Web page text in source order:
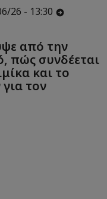
26 - 13:30
από την
πώς συνδέεται
και το
τον